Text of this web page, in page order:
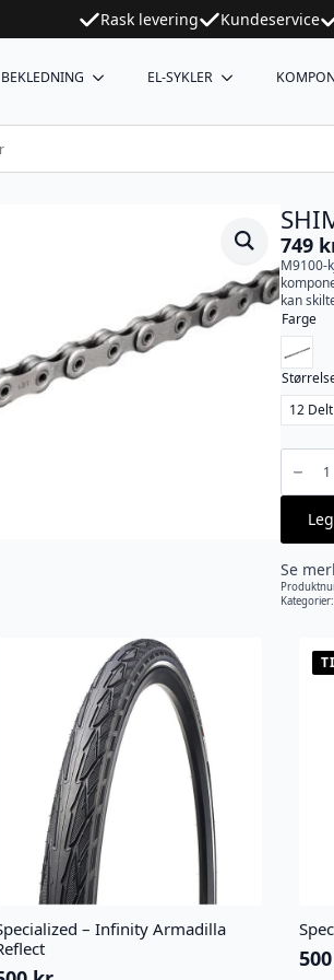
Rask levering Kundeservice
BEKLEDNING EL-SYKLER
pris
var:
809 kr.
749
pris
er:
749 kr.
M9100-
kan
Farge
12 Delt
XTR
CN-
kjede
ledd
antall
Se
Kategorier:
– Infinity Armadilla
500